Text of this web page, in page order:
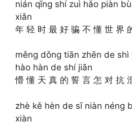
nián qīng shí zuì hǎo piàn
xiǎn
年 轻 时 最 好 骗 不 懂 世 界
měng dǒng tiān zhēn de shì
hào hàn de shí jiān
懵 懂 天 真 的 誓 言 怎 对 抗
zhè kě hèn de sī niàn néng
xiàn